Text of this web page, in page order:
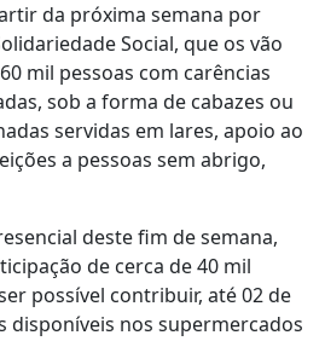
da próxima semana por
Social, que os vão
mil pessoas com carências
sob a forma de cabazes ou
servidas em lares, apoio ao
a pessoas sem abrigo,
deste fim de semana,
de cerca de 40 mil
possível contribuir, até 02 de
disponíveis nos supermercados